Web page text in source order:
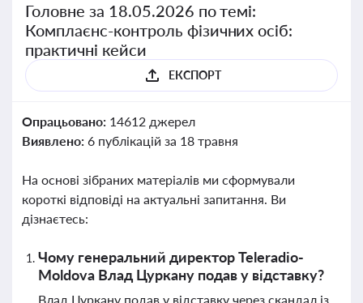
Головне за 18.05.2026 по темі:
Комплаєнс-контроль фізичних осіб:
практичні кейси
ЕКСПОРТ
Опрацьовано: 14612 джерел
Виявлено: 6 публікацій за 18 травня
На основі зібраних матеріалів ми сформували
короткі відповіді на актуальні запитання. Ви
дізнаєтесь:
Чому генеральний директор Teleradio-
Moldova Влад Цуркану подав у відставку?
Влад Цуркану подав у відставку через скандал із